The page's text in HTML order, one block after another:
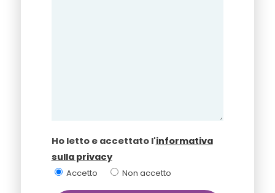
Ho letto e accettato l'informativa
sulla privacy
Accetto Non accetto